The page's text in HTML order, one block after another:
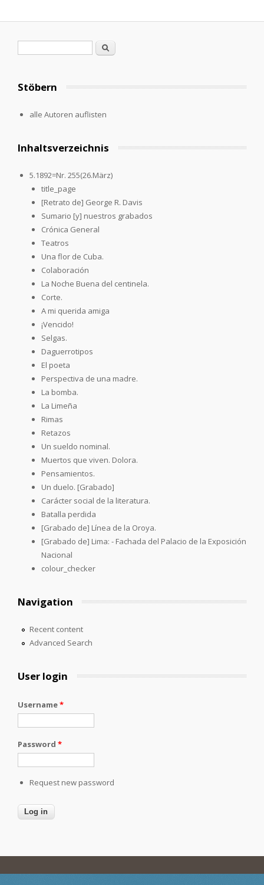
Search
Stöbern
alle Autoren auflisten
Inhaltsverzeichnis
5.1892=Nr. 255(26.März)
title_page
[Retrato de] George R. Davis
Sumario [y] nuestros grabados
Crónica General
Teatros
Una flor de Cuba.
Colaboración
La Noche Buena del centinela.
Corte.
A mi querida amiga
¡Vencido!
Selgas.
Daguerrotipos
El poeta
Perspectiva de una madre.
La bomba.
La Limeña
Rimas
Retazos
Un sueldo nominal.
Muertos que viven. Dolora.
Pensamientos.
Un duelo. [Grabado]
Carácter social de la literatura.
Batalla perdida
[Grabado de] Línea de la Oroya.
[Grabado de] Lima: - Fachada del Palacio de la Exposición
Nacional
colour_checker
Navigation
Recent content
Advanced Search
User login
Username*
Password *
Request new password